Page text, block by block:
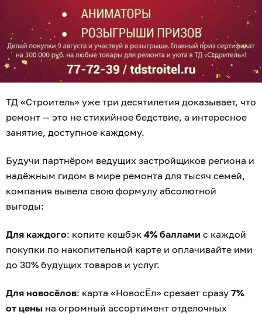
ТД «Строитель» уже три десятилетия доказывает, что
ремонт — это не стихийное бедствие, а интересное
занятие, доступное каждому.
Будучи партнёром ведущих застройщиков региона и
надёжным гидом в мире ремонта для тысяч семей,
компания вывела свою формулу абсолютной
выгоды:
Для каждого: копите кешбэк 4% баллами с каждой
покупки по накопительной карте и оплачивайте ими
до 30% будущих товаров и услуг.
Для новосёлов: карта «НовосЁл» срезает сразу 7%
от цены на огромный ассортимент отделочных